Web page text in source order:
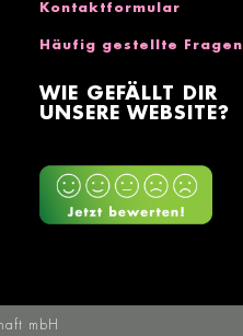
Kontaktformular
Häufig gestellte Fragen
WIE GEFÄLLT DIR
UNSERE WEBSITE?
mbH